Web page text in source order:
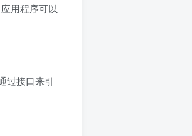
用程序可以
过接口来引